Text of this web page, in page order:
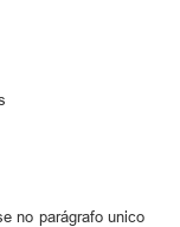
no parágrafo unico